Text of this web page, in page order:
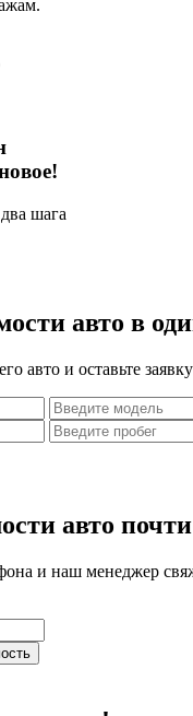
шага
авто в
авто и оставьте заявку
авто почти
и наш менеджер